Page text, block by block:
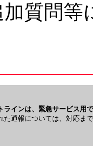
加質問
ラインは、緊急サービス用
た通報については、対応